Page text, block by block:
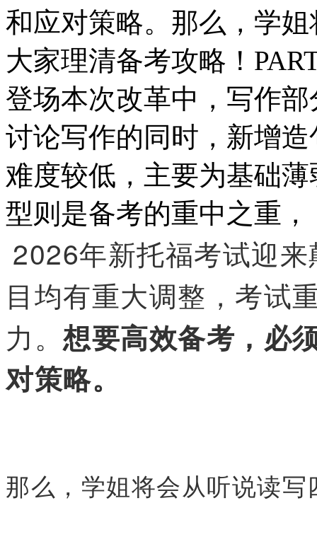
和应对策略。那么，学
大家理清备考攻略！
登场本次改革中，写作
讨论写作的同时，新增
难度较低，主要为基础
型则是备考的重中之重，
2026年新托福考试迎
目均有重大调整，考试
力。 想要高效备考，必
对策略。
那么，学姐将会从听说读